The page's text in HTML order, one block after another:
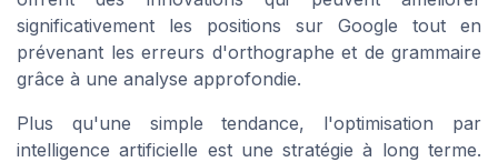
significativement les positions sur Google tout en
prévenant les erreurs d'orthographe et de grammaire
grâce à une analyse approfondie.
Plus qu'une simple tendance, l'optimisation par
intelligence artificielle est une stratégie à long terme.